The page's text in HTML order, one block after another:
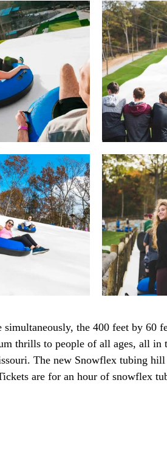
the 400 feet by 60
thrills to people of all ages, all in
The new Snowflex tubing
are for an hour of snowflex